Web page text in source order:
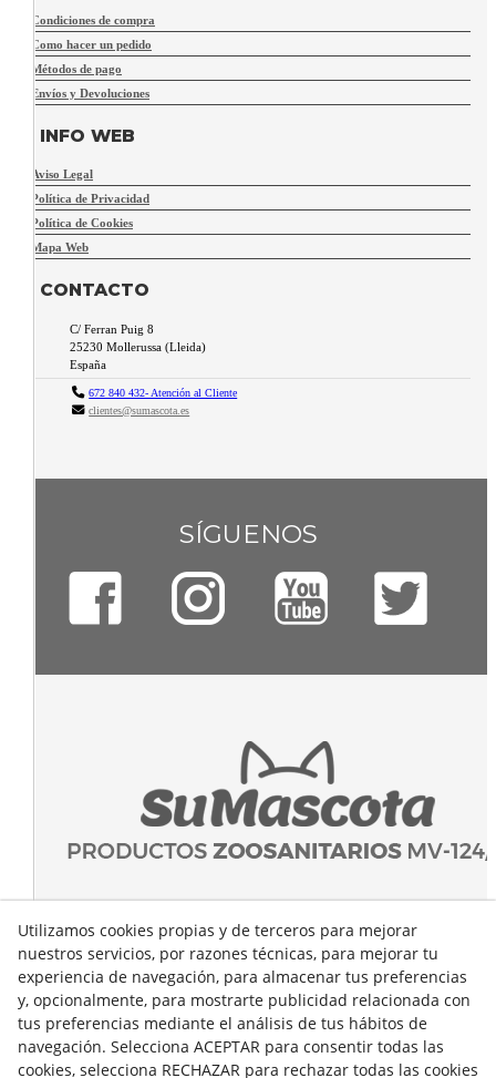
Condiciones de compra
Como hacer un pedido
Métodos de pago
Envíos y Devoluciones
INFO WEB
Aviso Legal
Política de Privacidad
Política de Cookies
Mapa Web
CONTACTO
C/ Ferran Puig 8
25230 Mollerussa (Lleida)
España
672 840 432- Atención al Cliente
clientes@sumascota.es
SÍGUENOS
Utilizamos cookies propias y de terceros para mejorar
nuestros servicios, por razones técnicas, para mejorar tu
experiencia de navegación, para almacenar tus preferencias
y, opcionalmente, para mostrarte publicidad relacionada con
tus preferencias mediante el análisis de tus hábitos de
navegación. Selecciona ACEPTAR para consentir todas las
cookies, selecciona RECHAZAR para rechazar todas las cookies